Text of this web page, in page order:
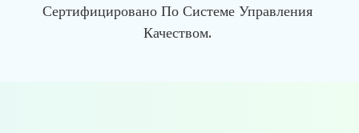
Сертифицировано По Системе Управления
Качеством.